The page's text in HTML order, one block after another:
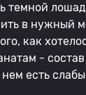
темной
в нужный
как
-
есть